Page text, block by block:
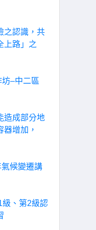
之認識，共
上路」之
–中二區
造成部分地
增加，
候變遷講
級、第2級認